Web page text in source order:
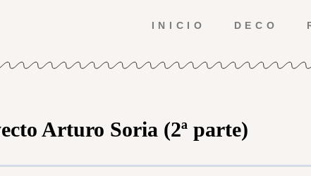
INICIO DECO
Arturo Soria (2ª parte)